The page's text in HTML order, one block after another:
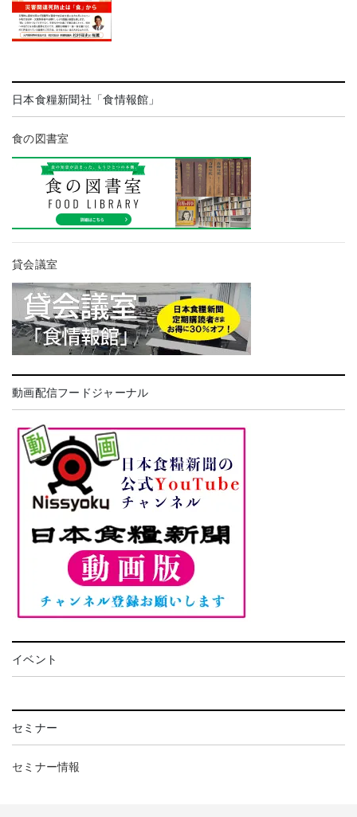
日本食糧新聞社「食情報館」
食の図書室
貸会議室
動画配信フードジャーナル
イベント
セミナー
セミナー情報